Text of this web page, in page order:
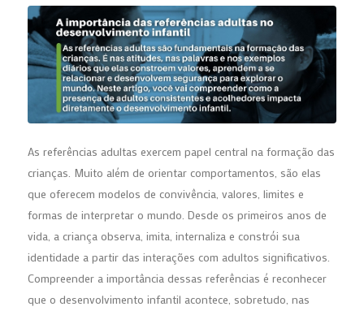
As referências adultas exercem papel central na formação das
crianças. Muito além de orientar comportamentos, são elas
que oferecem modelos de convivência, valores, limites e
formas de interpretar o mundo. Desde os primeiros anos de
vida, a criança observa, imita, internaliza e constrói sua
identidade a partir das interações com adultos significativos.
Compreender a importância dessas referências é reconhecer
que o desenvolvimento infantil acontece, sobretudo, nas